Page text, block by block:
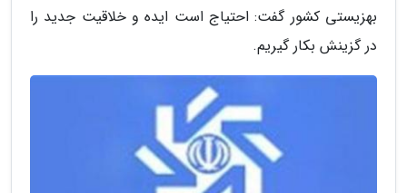
بهزیستی کشور گفت: احتیاج است ایده و خلاقیت جدید را
در گزینش بکار گیریم.